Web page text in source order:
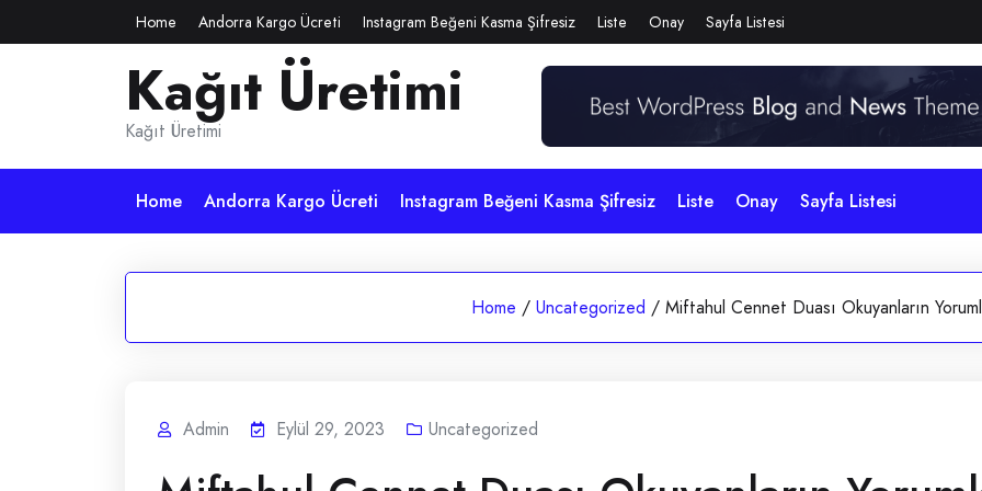
to
Home Andorra Kargo Ücreti Instagram Beğeni Kasma Şifresiz Liste Onay Sayfa Listesi
Kağıt Üretimi
Kağıt Üretimi
Home Andorra Kargo Ücreti Instagram Beğeni Kasma Şifresiz Liste Onay Sayfa Listesi
Home / Uncategorized / Miftahul Cennet Duası Okuyanların
Admin Eylül 29, 2023 Uncategorized